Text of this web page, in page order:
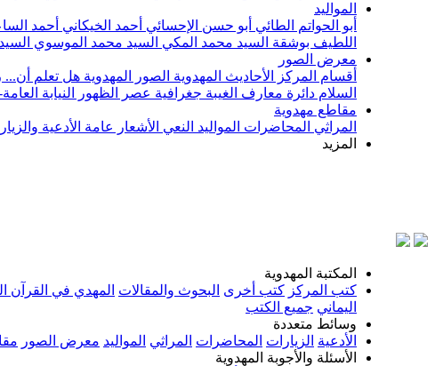
المواليد
أبو الحواتم الطائي أبو حسن الإحسائي أحمد الخيكاني أحمد
اللطيف بوشقة السيد محمد المكي السيد محمد الموسوي
معرض الصور
أقسام المركز
الأحاديث المهدوية الصور المهدوية هل تعلم أن...
السلام دائرة معارف الغيبة جغرافية عصر الظهور النيابة
مقاطع مهدوية
المراثي المحاضرات المواليد النعي الأشعار عامة الأدعية
المزيد
بسم
المكتبة المهدوية
كتب المركز كتب أخرى البحوث والمقالات المهدي في القرآن
اليماني جميع الكتب
وسائط متعددة
الأدعية الزيارات المحاضرات المراثي المواليد معرض الصور
الأسئلة والأجوبة المهدوية